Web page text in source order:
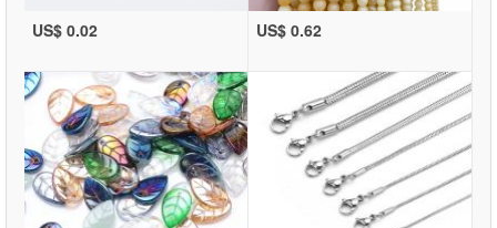
US$ 0.02 US$ 0.62